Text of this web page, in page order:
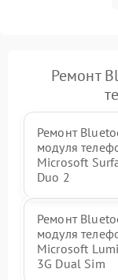
Ремонт
Ремонт
модуля
Microsoft
Duo 2
Ремонт
модуля
Microsoft
3G Dual Sim